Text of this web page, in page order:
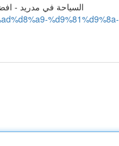
السياحة في مدريد -
%d9%81%d9%8a-